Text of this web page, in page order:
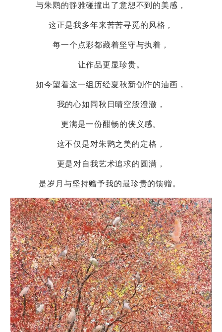
与朱鹮的静雅碰撞出了意想不到的美感，
这正是我多年来苦苦寻觅的风格，
每一个点彩都藏着坚守与执着，
让作品更显珍贵。
如今望着这一组历经夏秋新创作的油画，
我的心如同秋日晴空般澄澈，
更满是一份酣畅的侠义感。
这不仅是对朱鹮之美的定格，
更是对自我艺术追求的圆满，
是岁月与坚持赠予我的最珍贵的馈赠。